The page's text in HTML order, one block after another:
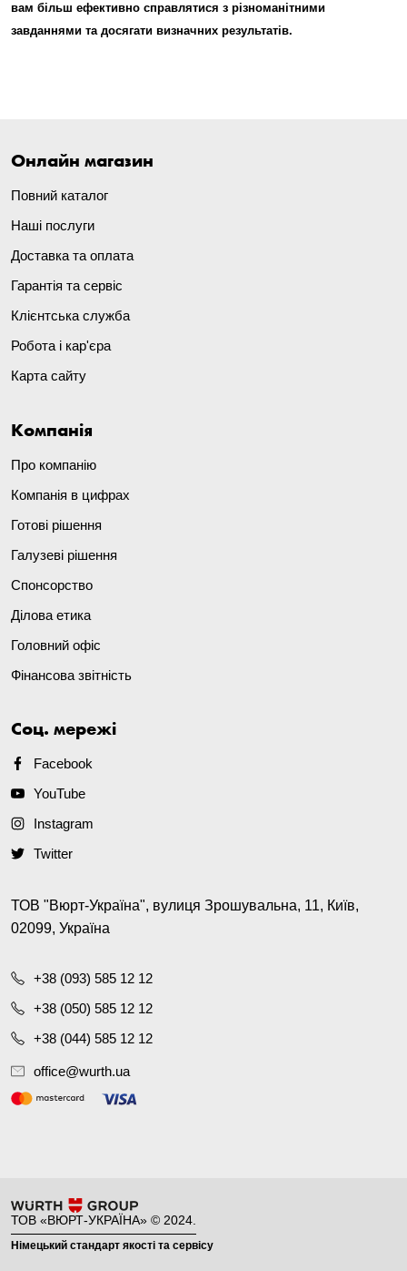
вам більш ефективно справлятися з різноманітними
завданнями та досягати визначних результатів.
Онлайн магазин
Повний каталог
Наші послуги
Доставка та оплата
Гарантія та сервіс
Клієнтська служба
Робота і кар'єра
Карта сайту
Компанія
Про компанію
Компанія в цифрах
Готові рішення
Галузеві рішення
Спонсорство
Ділова етика
Головний офіс
Фінансова звітність
Соц. мережі
Facebook
YouTube
Instagram
Twitter
ТОВ "Вюрт-Україна", вулиця Зрошувальна, 11, Київ,
02099, Україна
+38 (093) 585 12 12
+38 (050) 585 12 12
+38 (044) 585 12 12
office@wurth.ua
ТОВ «ВЮРТ-УКРАЇНА» © 2024.
Німецький стандарт якості та сервісу